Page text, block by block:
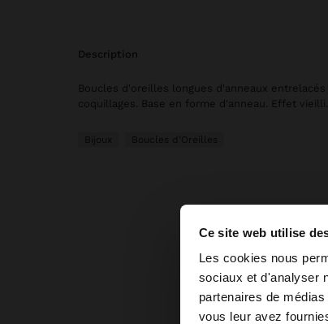
Ce site web utilise
Les cookies nous
sociaux et d'analyser
partenaires de
vous leur avez
bonjour
Vous
description
Boucles d'oreilles longues d'anneaux
coquillages. Base en forme d'anneau. Effet
Bijoux Boucles d'Oreilles